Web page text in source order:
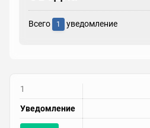
Всего 1 уведомление
1
Уведомление